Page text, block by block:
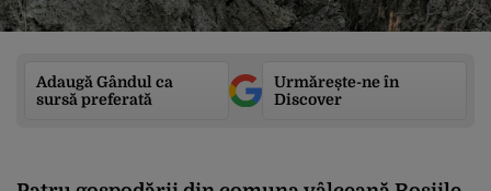
Adaugă Gândul ca
sursă preferată
Urmărește-ne în
Discover